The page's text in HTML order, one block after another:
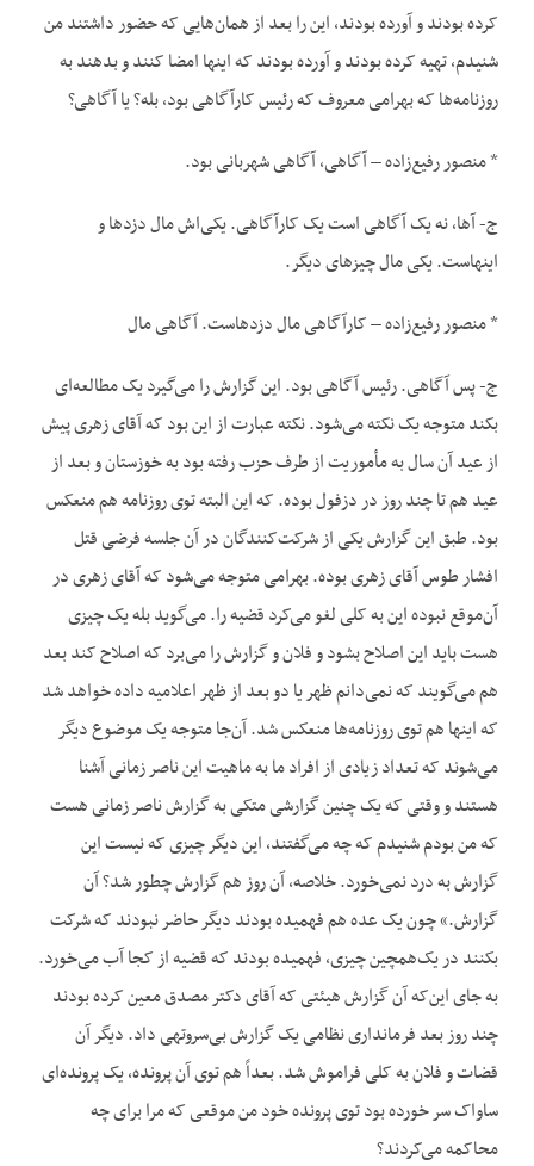
کرده بودند و آورده بودند، این را بعد از همان‌هایی که حضور داشتند من
شنیدم، تهیه کرده بودند و آورده بودند که اینها امضا کنند و بدهند به
روزنامه‌ها که بهرامی معروف که رئیس کارآگاهی بود، بله؟ یا آگاهی؟
* منصور رفیع‌زاده – آگاهی، آگاهی شهربانی بود.
ج- آها، نه یک آگاهی است یک کارآگاهی. یکی‌اش مال دزدها و
اینهاست. یکی مال چیزهای دیگر.
* منصور رفیع‌زاده – کارآگاهی مال دزدهاست. آگاهی مال
ج- پس آگاهی. رئیس آگاهی بود. این گزارش را می‌گیرد یک مطالعه‌ای
بکند متوجه یک نکته می‌شود. نکته عبارت از این بود که آقای زهری پیش
از عید آن سال به مأموریت از طرف حزب رفته بود به خوزستان و بعد از
عید هم تا چند روز در دزفول بوده. که این البته توی روزنامه هم منعکس
بود. طبق این گزارش یکی از شرکت‌کنندگان در آن جلسه فرضی قتل
افشار طوس آقای زهری بوده. بهرامی متوجه می‌شود که آقای زهری در
آن‌موقع نبوده این به کلی لغو می‌کرد قضیه را. می‌گوید بله یک چیزی
هست باید این اصلاح بشود و فلان و گزارش را می‌برد که اصلاح کند بعد
هم می‌گویند که نمی‌دانم ظهر یا دو بعد از ظهر اعلامیه داده خواهد شد
که اینها هم توی روزنامه‌ها منعکس شد. آن‌جا متوجه یک موضوع دیگر
می‌شوند که تعداد زیادی از افراد ما به ماهیت این ناصر زمانی آشنا
هستند و وقتی که یک چنین گزارشی متکی به گزارش ناصر زمانی هست
که من بودم شنیدم که چه می‌گفتند، این دیگر چیزی که نیست این
گزارش به درد نمی‌خورد. خلاصه، آن روز هم گزارش چطور شد؟ آن
گزارش.» چون یک عده هم فهمیده بودند دیگر حاضر نبودند که شرکت
بکنند در یک‌همچین چیزی، فهمیده بودند که قضیه از کجا آب می‌خورد.
به جای این‌که آن گزارش هیئتی که آقای دکتر مصدق معین کرده بودند
چند روز بعد فرمانداری نظامی یک گزارش بی‌سروتهی داد. دیگر آن
قضات و فلان به کلی فراموش شد. بعداً هم توی آن پرونده، یک پرونده‌ای
ساواک سر خورده بود توی پرونده خود من موقعی که مرا برای چه
محاکمه می‌کردند؟